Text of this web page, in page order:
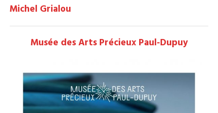
Michel Grialou
Musée des Arts Précieux Paul-Dupuy